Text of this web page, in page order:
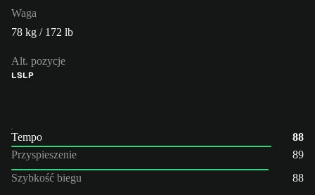
Waga
78 kg / 172 lb
Alt. pozycje
LSLP
Tempo
88
Przyspieszenie
89
Szybkość biegu
88